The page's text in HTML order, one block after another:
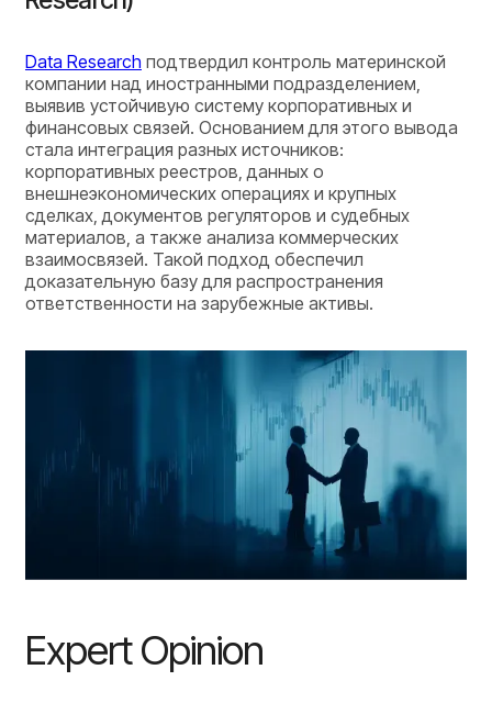
Data Research подтвердил контроль материнской
компании над иностранными подразделением,
выявив устойчивую систему корпоративных и
финансовых связей. Основанием для этого вывода
стала интеграция разных источников:
корпоративных реестров, данных о
внешнеэкономических операциях и крупных
сделках, документов регуляторов и судебных
материалов, а также анализа коммерческих
взаимосвязей. Такой подход обеспечил
доказательную базу для распространения
ответственности на зарубежные активы.
Expert Opinion